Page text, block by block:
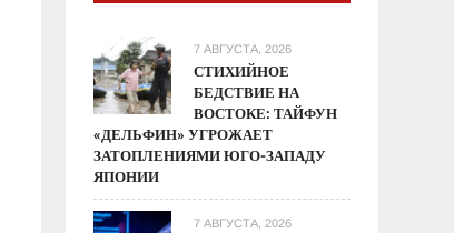
7 АВГУСТА, 2026
СТИХИЙНОЕ
БЕДСТВИЕ НА
ВОСТОКЕ: ТАЙФУН
«ДЕЛЬФИН» УГРОЖАЕТ
ЗАТОПЛЕНИЯМИ ЮГО-ЗАПАДУ
ЯПОНИИ
7 АВГУСТА, 2026